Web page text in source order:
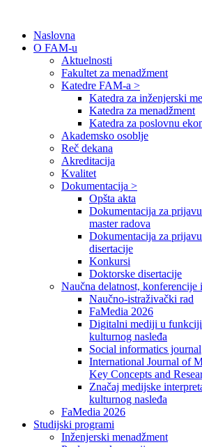
Naslovna
O FAM-u
Aktuelnosti
Fakultet za menadžment
Katedre FAM-a >
Katedra za inženjerski
Katedra za menadžment
Katedra za poslovnu
Akademsko osoblje
Reč dekana
Akreditacija
Kvalitet
Dokumentacija >
Opšta akta
Dokumentacija za
master radova
Dokumentacija za
disertacije
Konkursi
Doktorske disertacije
Naučna delatnost,
Naučno-istraživački rad
FaMedia 2026
Digitalni mediji u
kulturnog nasleđa
Social informatics journal
International Journal of
Key Concepts and
Značaj medijske
kulturnog nasleđa
FaMedia 2026
Studijski programi
Inženjerski menadžment